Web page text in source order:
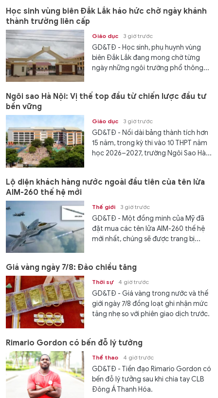
Học sinh vùng biên Đắk Lắk háo hức chờ ngày khánh
thành trường liên cấp
Giáo dục 3 giờ trước
GD&TĐ - Học sinh, phụ huynh vùng
biên Đắk Lắk đang mong chờ từng
ngày những ngôi trường phổ thông...
Ngôi sao Hà Nội: Vị thế top đầu từ chiến lược đầu tư
bền vững
Giáo dục 3 giờ trước
GD&TĐ - Nối dài bảng thành tích hơn
15 năm, trong kỳ thi vào 10 THPT năm
học 2026–2027, trường Ngôi Sao Hà...
Lộ diện khách hàng nước ngoài đầu tiên của tên lửa
AIM-260 thế hệ mới
Thế giới 3 giờ trước
GD&TĐ - Một đồng minh của Mỹ đã
đặt mua các tên lửa AIM-260 thế hệ
mới nhất, chúng sẽ được trang bị...
Giá vàng ngày 7/8: Đảo chiều tăng
Thời sự 4 giờ trước
GD&TĐ - Giá vàng trong nước và thế
giới ngày 7/8 đồng loạt ghi nhận mức
tăng nhẹ so với phiên giao dịch trước.
Rimario Gordon có bến đỗ lý tưởng
Thể thao 4 giờ trước
GD&TĐ - Tiền đạo Rimario Gordon có
bến đỗ lý tưởng sau khi chia tay CLB
Đông Á Thanh Hóa.